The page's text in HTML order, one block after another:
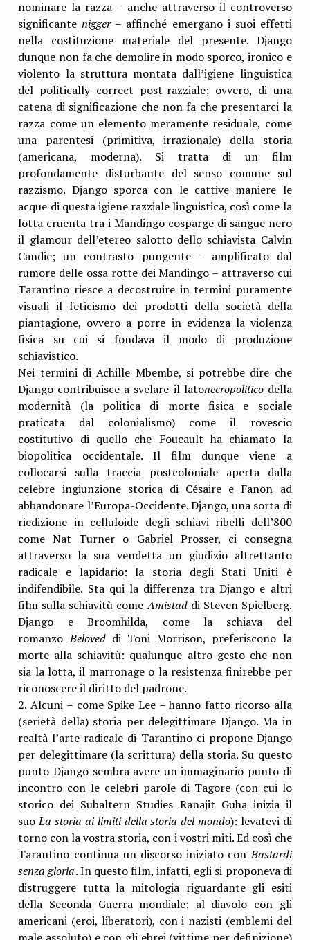
nominare la razza – anche attraverso il controverso
significantenigger– affinché emergano i suoi effetti
nella costituzione materiale del presente. Django
dunque non fa che demolire in modo sporco, ironico e
violento la struttura montata dall’igiene linguistica
del politically correct post-razziale; ovvero, di una
catena di significazione che non fa che presentarci la
razza come un elemento meramente residuale, come
una parentesi (primitiva, irrazionale) della storia
(americana, moderna). Si tratta di un film
profondamente disturbante del senso comune sul
razzismo. Django sporca con le cattive maniere le
acque di questa igiene razziale linguistica, così come la
lotta cruenta tra i Mandingo cosparge di sangue nero
il glamour dell’etereo salotto dello schiavista Calvin
Candie; un contrasto pungente – amplificato dal
rumore delle ossa rotte dei Mandingo – attraverso cui
Tarantino riesce a decostruire in termini puramente
visuali il feticismo dei prodotti della società della
piantagione, ovvero a porre in evidenza la violenza
fisica su cui si fondava il modo di produzione
schiavistico.
Nei termini di Achille Mbembe, si potrebbe dire che
Django contribuisce a svelare il latonecropoliticodella
modernità (la politica di morte fisica e sociale
praticata dal colonialismo) come il rovescio
costitutivo di quello che Foucault ha chiamato la
biopolitica occidentale. Il film dunque viene a
collocarsi sulla traccia postcoloniale aperta dalla
celebre ingiunzione storica di Césaire e Fanon ad
abbandonare l’Europa-Occidente. Django, una sorta di
riedizione in celluloide degli schiavi ribelli dell’800
come Nat Turner o Gabriel Prosser, ci consegna
attraverso la sua vendetta un giudizio altrettanto
radicale e lapidario: la storia degli Stati Uniti è
indifendibile. Sta qui la differenza tra Django e altri
film sulla schiavitù comeAmistaddi Steven Spielberg.
Django e Broomhilda, come la schiava del
romanzoBeloveddi Toni Morrison, preferiscono la
morte alla schiavitù: qualunque altro gesto che non
sia la lotta, il marronage o la resistenza finirebbe per
riconoscere il diritto del padrone.
2. Alcuni – come Spike Lee – hanno fatto ricorso alla
(serietà della) storia per delegittimare Django. Ma in
realtà l’arte radicale di Tarantino ci propone Django
per delegittimare (la scrittura) della storia. Su questo
punto Django sembra avere un immaginario punto di
incontro con le celebri parole di Tagore (con cui lo
storico dei Subaltern Studies Ranajit Guha inizia il
suoLa storia ai limiti della storia del mondo): levatevi di
torno con la vostra storia, con i vostri miti. Ed così che
Tarantino continua un discorso iniziato conBastardi
senza gloria. In questo film, infatti, egli si proponeva di
distruggere tutta la mitologia riguardante gli esiti
della Seconda Guerra mondiale: al diavolo con gli
americani (eroi, liberatori), con i nazisti (emblemi del